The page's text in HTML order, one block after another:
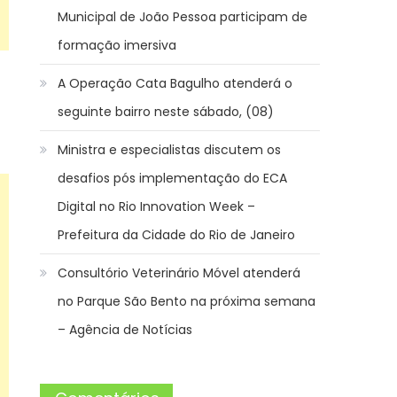
Municipal de João Pessoa participam de
formação imersiva
A Operação Cata Bagulho atenderá o
seguinte bairro neste sábado, (08)
Ministra e especialistas discutem os
desafios pós implementação do ECA
Digital no Rio Innovation Week –
Prefeitura da Cidade do Rio de Janeiro
Consultório Veterinário Móvel atenderá
no Parque São Bento na próxima semana
– Agência de Notícias